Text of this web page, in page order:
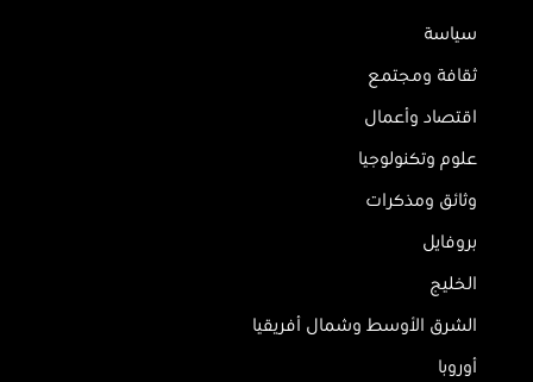
سياسة
ثقافة ومجتمع
اقتصاد وأعمال
علوم وتكنولوجيا
وثائق ومذكرات
بروفايل
الخليج
الشرق الأوسط وشمال أفريقيا
أوروبا